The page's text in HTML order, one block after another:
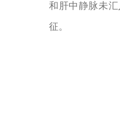
和肝中静脉未
征。